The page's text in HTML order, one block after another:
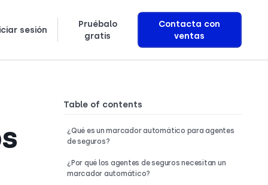
sesión
Pruébalo
gratis
Contacta con
ventas
Table of contents
¿Qué es un marcador automático para agentes
de seguros?
¿Por qué los agentes de seguros necesitan un
marcador automático?